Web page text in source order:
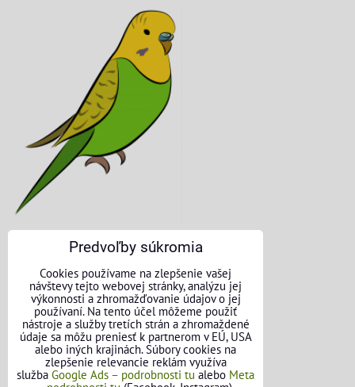
KONTAKTNÉ ÚDAJE
O nás
Kontakt
Požičovňa náradia
Predvoľby súkromia
Cookies používame na zlepšenie vašej
návštevy tejto webovej stránky, analýzu jej
výkonnosti a zhromažďovanie údajov o jej
používaní. Na tento účel môžeme použiť
nástroje a služby tretích strán a zhromaždené
údaje sa môžu preniesť k partnerom v EÚ, USA
alebo iných krajinách. Súbory cookies na
zlepšenie relevancie reklám využíva
služba Google Ads – podrobnosti tu alebo Meta